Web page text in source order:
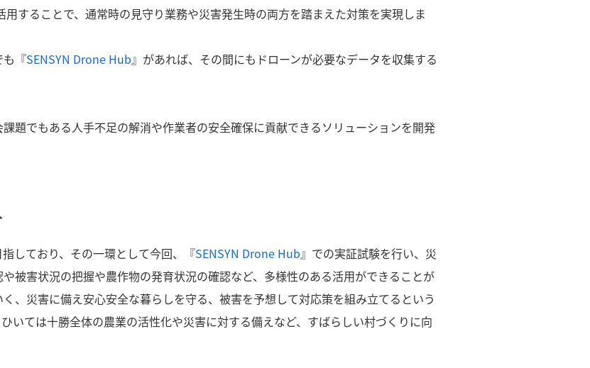
用することで、通常時の見守り業務や災害発生時の両方を踏まえた対策を実現しま
も『SENSYN Drone Hub』があれば、その間にもドローンが必要なデータを収集する
題でもある人手不足の解消や作業者の安全確保に貢献できるソリューションを開発
しており、その一環として今回、『SENSYN Drone Hub』での実証試験を行い、災
被害状況の把握や農作物の発育状況の確認など、多様性のある活用ができることが
、災害に備え安心安全な暮らしを守る、被害を予想して対応策を組み立てるという
いては十勝全体の農業の活性化や災害に対する備えなど、すばらしい村づくりに向